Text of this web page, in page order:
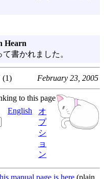
Hearn
て書かれました。
(1) February 23, 2005
English
オ
プ
シ
ョ
ン
manual page is here (plain